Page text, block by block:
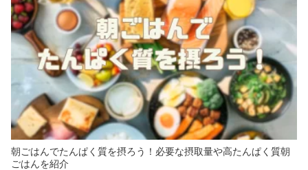
朝ごはんでたんぱく質を摂ろう！必要な摂取量や高たんぱく質朝
ごはんを紹介